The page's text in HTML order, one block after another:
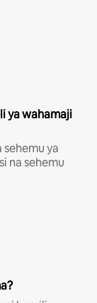
ya wahamaji
ya
na sehemu